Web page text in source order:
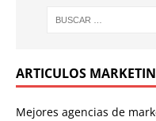
ARTICULOS
Mejores agencias de